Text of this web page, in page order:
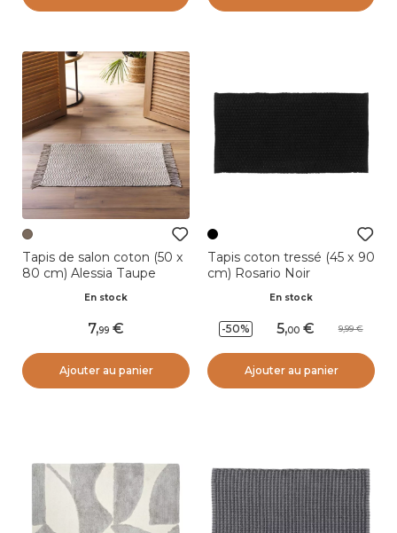
Tapis de salon coton (50 x
80 cm) Alessia Taupe
En stock
7,99
Ajouter au panier
Tapis coton tressé (45 x 90
cm) Rosario Noir
En stock
-50% 5,00 9,99
Ajouter au panier